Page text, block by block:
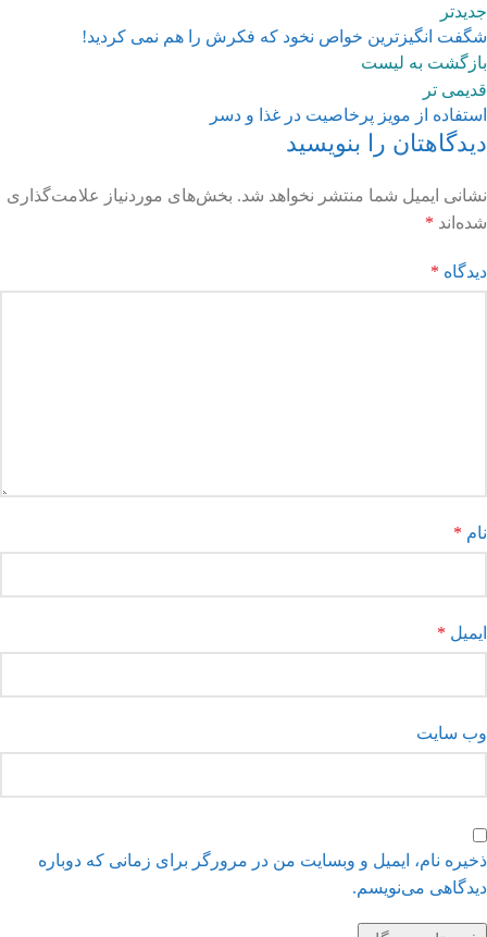
جدیدتر
شگفت انگیزترین خواص نخود که فکرش را هم نمی کردید!
بازگشت به لیست
قدیمی تر
استفاده از مویز پرخاصیت در غذا و دسر
دیدگاهتان را بنویسید
نشانی ایمیل شما منتشر نخواهد شد. بخش‌های موردنیاز علامت‌گذاری
شده‌اند *
دیدگاه *
نام *
ایمیل *
وب‌ سایت
ذخیره نام، ایمیل و وبسایت من در مرورگر برای زمانی که دوباره
دیدگاهی می‌نویسم.